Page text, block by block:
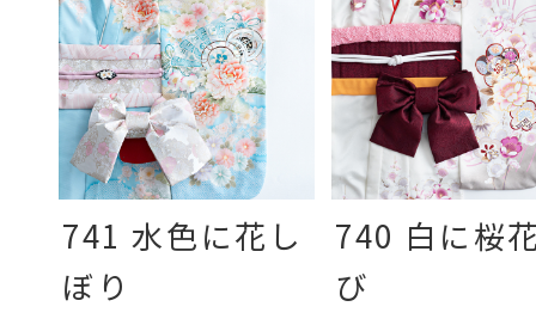
741 水色に花し
ぼり
740 白に桜
び